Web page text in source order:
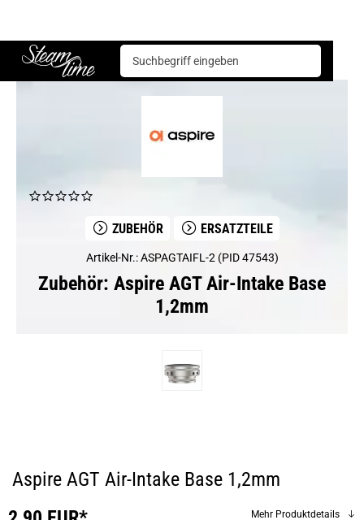
Steam time
Zubehör Ersatzteile Aspire AGT Air-Intake Base 1,2mm
ZUBEHÖR ERSATZTEILE
Artikel-Nr.: ASPAGTAIFL-2 (PID 47543)
Zubehör: Aspire AGT Air-Intake Base
1,2mm
Aspire AGT Air-Intake Base 1,2mm
Mehr Produktdetails